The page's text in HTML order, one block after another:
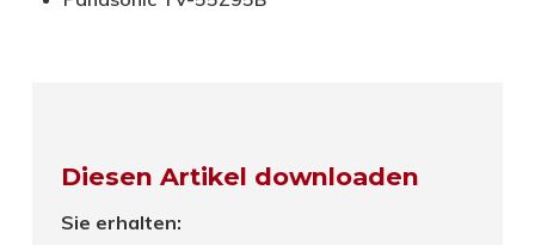
Diesen Artikel downloaden
Sie erhalten: